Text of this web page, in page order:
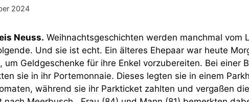
2024
Neuss. Weihnachtsgeschichten werden manchmal vom
Und sie ist echt. Ein älteres Ehepaar war heute
um Geldgeschenke für ihre Enkel vorzubereiten. Bei einer
sie in ihr Portemonnaie. Dieses legten sie in einem
während sie ihr Parkticket zahlten und vergaßen